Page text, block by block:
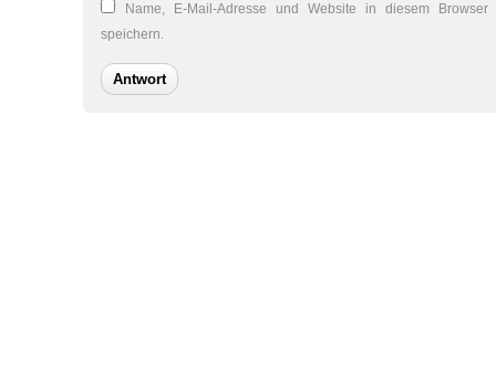
Name, E-Mail-Adresse und Website in diesem
speichern.